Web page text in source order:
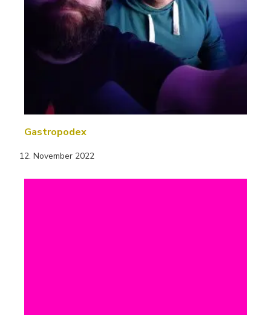
Gastropodex
12. November 2022